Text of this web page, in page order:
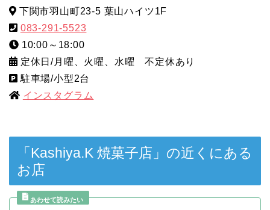
下関市羽山町23-5 葉山ハイツ1F
083-291-5523
10:00～18:00
定休日/月曜、火曜、水曜 不定休あり
駐車場/小型2台
インスタグラム
「Kashiya.K 焼菓子店」の近くにある
お店